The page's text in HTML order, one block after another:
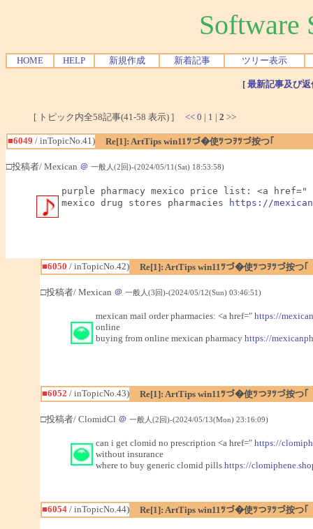
Software
HOME HELP 新規作成 新着記事 ツリー表示
[ 最新記事及び
[ トピック内全58記事(41-58 表示) ] << 0 | 1 | 2 >>
■6049 / inTopicNo.41) Re[1]: ArtTips win11ﾂづ�使ﾂつｦﾂづ按つ｢
□投稿者/ Mexican ＠ 一般人(2回)-(2024/05/11(Sat) 18:53:58)
purple pharmacy mexico price list: <a href="
mexico drug stores pharmacies
https://
■6050 / inTopicNo.42) Re[1]: ArtTips win11ﾂづ�使ﾂつｦﾂづ按つ｢
□投稿者/ Mexican ＠ 一般人(3回)-(2024/05/12(Sun) 03:46:51)
mexican mail order pharmacies: <a href=" https://
online
buying from online mexican pharmacy https://
■6052 / inTopicNo.43) Re[1]: ArtTips win11ﾂづ�使ﾂつｦﾂづ按つ｢
□投稿者/ ClomidCl ＠ 一般人(2回)-(2024/05/13(Mon) 23:16:09)
can i get clomid no prescription <a href=" https://
without insurance
where to buy generic clomid pills https://
■6054/ inTopicNo.44) Re[1]: ArtTips win11ﾂづ�使ﾂつｦﾂづ按つ｢